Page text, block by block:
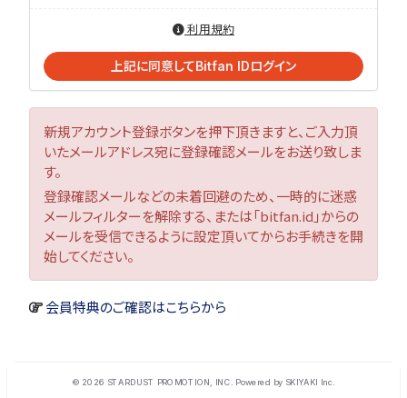
利用規約
上記に同意してBitfan IDログイン
新規アカウント登録ボタンを押下頂きますと、ご入力頂
いたメールアドレス宛に登録確認メールをお送り致しま
す。
登録確認メールなどの未着回避のため、一時的に迷惑
メールフィルターを解除する、または「bitfan.id」からの
メールを受信できるように設定頂いてからお手続きを開
始してください。
会員特典のご確認はこちらから
© 2026 STARDUST PROMOTION, INC. Powered by SKIYAKI Inc.